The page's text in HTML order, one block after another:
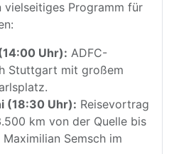
vielseitiges Programm für
Uhr): ADFC-
Stuttgart mit großem
(18:30 Uhr): Reisevortrag
km von der Quelle bis
Semsch im